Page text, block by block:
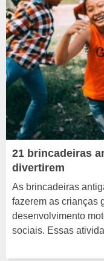
21 brincadeiras
divertirem
As brincadeiras
fazerem as crianças
desenvolvimento
sociais. Essas